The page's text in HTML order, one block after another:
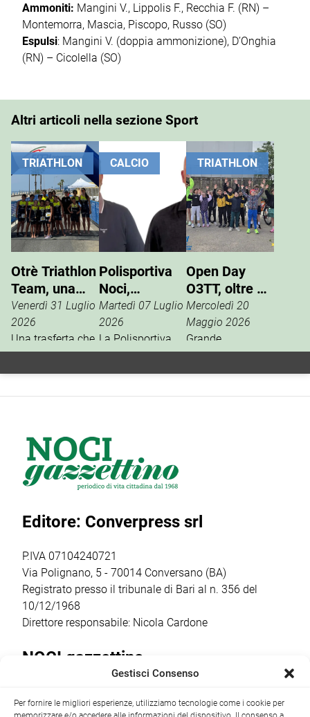
Ammoniti: Mangini V., Lippolis F., Recchia F. (RN) –
Montemorra, Mascia, Piscopo, Russo (SO)
Espulsi: Mangini V. (doppia ammonizione), D’Onghia
(RN) – Cicolella (SO)
Altri articoli nella sezione Sport
TRIATHLON
Otrè Triathlon
Team, una
giornata di
sport, tifo e
condivisione
Venerdì 31 Luglio
2026
Una trasferta che
va ben oltre i
risultati
una splendida
giornata di sport
all’Aquathlon di
Paola,
ancora una volta
punto […]
CALCIO
Polisportiva
Noci,
Giuseppe
Pinto nuovo
presidente
Martedì 07 Luglio
2026
La Polisportiva
Noci apre una
nuova fase della
dell’assetto
societario e
l’insediamento
del nuovo
che guiderà il
stagione sportiva
2026/2027 […]
TRIATHLON
Open Day
O3TT, oltre 50
bambini al
Foro Boario
Mercoledì 20
Maggio 2026
Grande
partecipazione,
domenica 17
bambini dai 5
Editore: Converpress srl
P.IVA 07104240721
Via Polignano, 5 - 70014 Conversano (BA)
Registrato presso il tribunale di Bari al n. 356 del
10/12/1968
Direttore responsabile: Nicola Cardone
NOCI gazzettino
+39 080 4979274|info@nocigazzettino.it Contatti|
Gestisci Consenso
Per fornire le migliori esperienze, utilizziamo tecnologie come i cookie per